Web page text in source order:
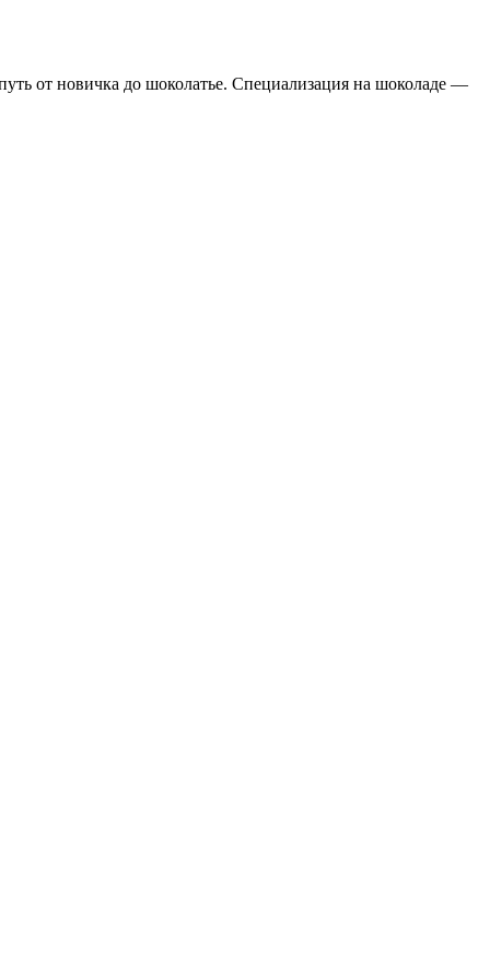
от новичка до шоколатье. Специализация на шоколаде —